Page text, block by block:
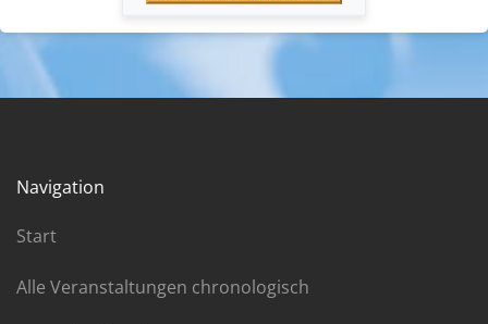
Navigation
Start
Alle Veranstaltungen chronologisch